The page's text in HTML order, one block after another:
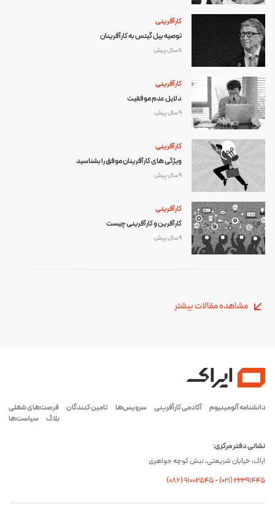
مشاهده مقالات بیشتر
کارآفرینی
توصیه بیل گیتس به کارآفرینان
8 سال پیش
کارآفرینی
دلایل عدم موفقیت
9 سال پیش
کارآفرینی
ویژگی های کارآفرینان موفق را بشناسید
9 سال پیش
کارآفرینی
کارآفرین و کارآفرینی چیست
9 سال پیش
دانشنامه آلومینیوم آکادمی کارآفرینی سرویس‌ها تامین کنندگان
فرصت‌های شغلی
بلاگ
سیاست‌ها
نشانی دفتر مرکزی:
اراک، خیابان شریعتی، نبش کوچه جواهری
(۰۸۶) ۹۱۰۰۲۵۴۵-(۰21) 22391445